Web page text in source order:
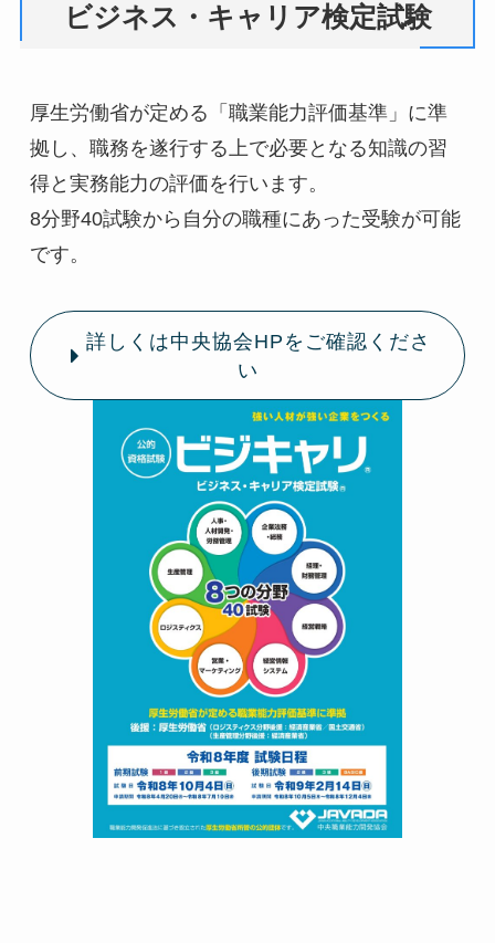
ビジネス・キャリア検定試験
厚生労働省が定める「職業能力評価基準」に準
拠し、職務を遂行する上で必要となる知識の習
得と実務能力の評価を行います。
8分野40試験から自分の職種にあった受験が可能
です。
詳しくは中央協会HPをご確認くださ
い